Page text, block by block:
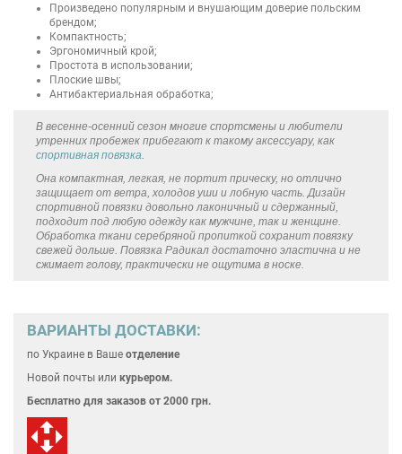
Произведено популярным и внушающим доверие польским
брендом;
Компактность;
Эргономичный крой;
Простота в использовании;
Плоские швы;
Антибактериальная обработка;
В весенне-осенний сезон многие спортсмены и любители
утренних пробежек прибегают к такому аксессуару, как
спортивная повязка.
Она компактная, легкая, не портит прическу, но отлично
защищает от ветра, холодов уши и лобную часть. Дизайн
спортивной повязки довольно лаконичный и сдержанный,
подходит под любую одежду как мужчине, так и женщине.
Обработка ткани серебряной пропиткой сохранит повязку
свежей дольше. Повязка Радикал достаточно эластична и не
сжимает голову, практически не ощутима в носке.
ВАРИАНТЫ ДОСТАВКИ:
по Украине в Ваше отделение
Новой почты или курьером.
Бесплатно для заказов от 2000 грн.